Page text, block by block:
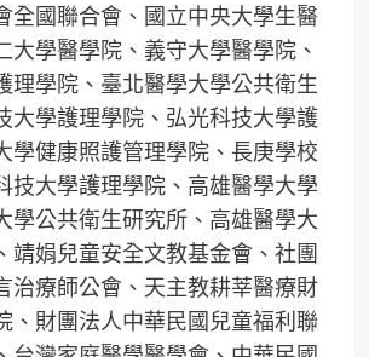
全國聯合會、國立中央大學生醫
大學醫學院、義守大學醫學院、
理學院、臺北醫學大學公共衛生
大學護理學院、弘光科技大學護
學健康照護管理學院、長庚學校
技大學護理學院、高雄醫學大學
學公共衛生研究所、高雄醫學大
靖娟兒童安全文教基金會、社團
治療師公會、天主教耕莘醫療財
、財團法人中華民國兒童福利聯